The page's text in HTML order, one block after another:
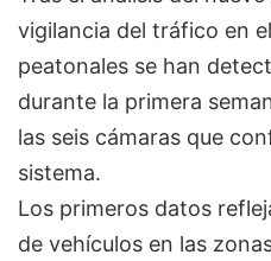
vigilancia del tráfico en
peatonales se han
durante la primera
las seis cámaras que
sistema.
Los primeros datos
de vehículos en las